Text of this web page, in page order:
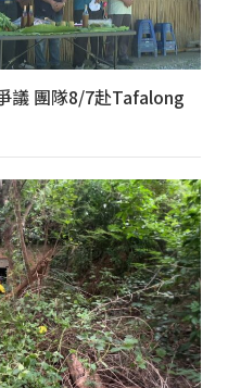
議 團隊8/7赴Tafalong